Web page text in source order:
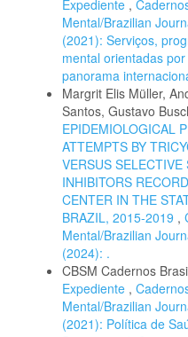
Expediente ,
Mental/Brazilian
(2021): Serviços,
mental orientadas
panorama
Margrit Elis Müller,
Santos, Gustavo
EPIDEMIOLOGICAL
ATTEMPTS BY
VERSUS SELECTIVE
INHIBITORS
CENTER IN THE
BRAZIL, 2015-2019 ,
Mental/Brazilian
(2024): .
CBSM Cadernos
Expediente ,
Mental/Brazilian
(2021): Política de